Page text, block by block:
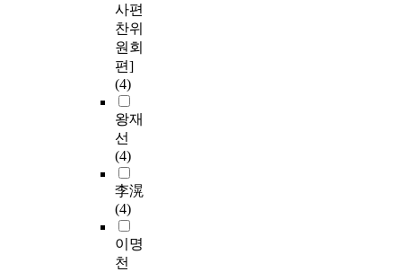
사편
찬위
원회
편]
(4)
왕재
선
(4)
李滉
(4)
이명
천